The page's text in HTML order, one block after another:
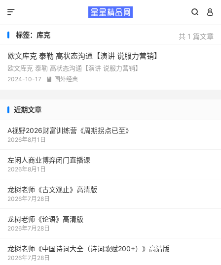
 

共 1 篇文章
标签：库克
欧文库克 泰勒 高状态沟通【演讲 说服力营销】
欧文库克 泰勒 高状态沟通【演讲 说服力营销】
2024-10-17  国外经典
近期文章
A视野2026财富训练营《周期拐点已至》
2026年8月1日
左闲人商业博弈闭门直播课
2026年8月1日
龙树老师《古文观止》高清版
2026年7月28日
龙树老师《论语》高清版
2026年7月28日
龙树老师《中国诗词大全（诗词歌赋200+）》高清版
2026年7月28日